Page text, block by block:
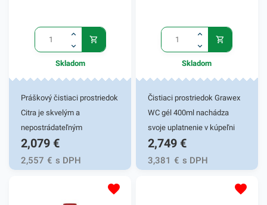
Skladom
Práškový čistiaci prostriedok
Citra je skvelým a
nepostrádateľným
pomocníkom vo vašej
domácnosti Je vhodný na
kuchynský riad ale aj na
kúpeľnové predmety. Tento
2,079 €
2,557 € s DPH
Skladom
Čistiaci prostriedok Grawex
WC gél 400ml nachádza
svoje uplatnenie v kúpeľni
vašej domácnosti. Je
účinným gélovým prípravkom
do závesných nádobiek
2,749 €
3,381 € s DPH